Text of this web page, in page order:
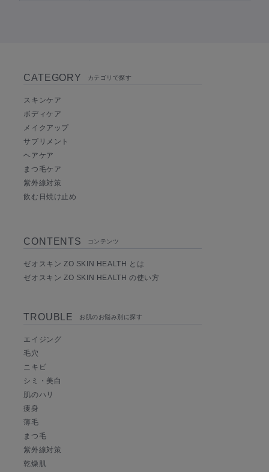
CATEGORY カテゴリで探す
スキンケア
ボディケア
メイクアップ
サプリメント
ヘアケア
まつ毛ケア
紫外線対策
飲む日焼け止め
CONTENTS コンテンツ
ゼオスキン ZO SKIN HEALTH とは
ゼオスキン ZO SKIN HEALTH の使い方
TROUBLE お肌のお悩み別に探す
エイジング
毛穴
ニキビ
シミ・美白
肌のハリ
痩身
薄毛
まつ毛
紫外線対策
乾燥肌